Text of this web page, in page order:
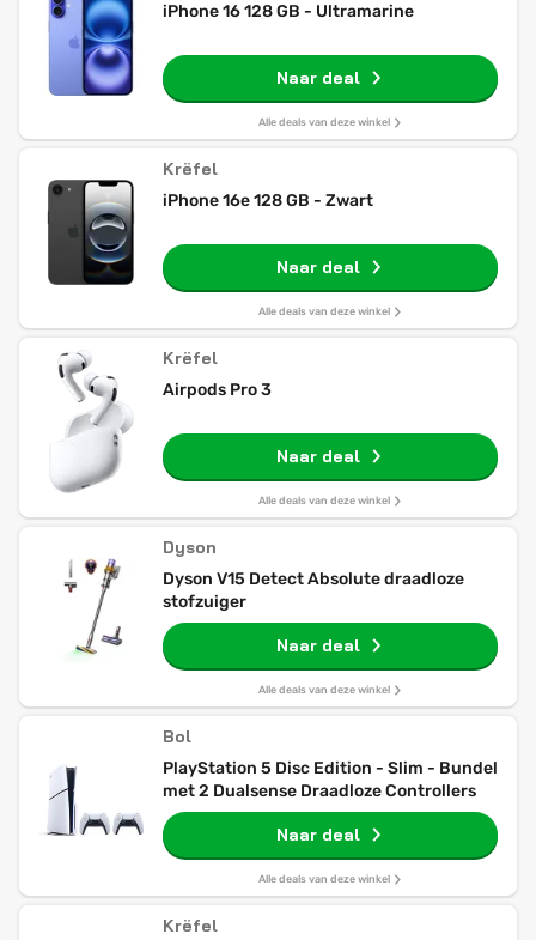
iPhone 16 128 GB - Ultramarine
Naar deal
Alle deals van deze winkel
Krëfel
iPhone 16e 128 GB - Zwart
Naar deal
Alle deals van deze winkel
Krëfel
Airpods Pro 3
Naar deal
Alle deals van deze winkel
Dyson
Dyson V15 Detect Absolute draadloze
stofzuiger
Naar deal
Alle deals van deze winkel
Bol
PlayStation 5 Disc Edition - Slim - Bundel
met 2 Dualsense Draadloze Controllers
Naar deal
Alle deals van deze winkel
Krëfel